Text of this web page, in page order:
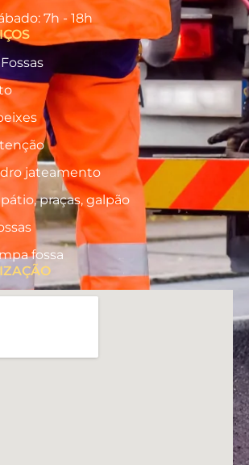
7h - 18h
jateamento
praças, galpão
fossa